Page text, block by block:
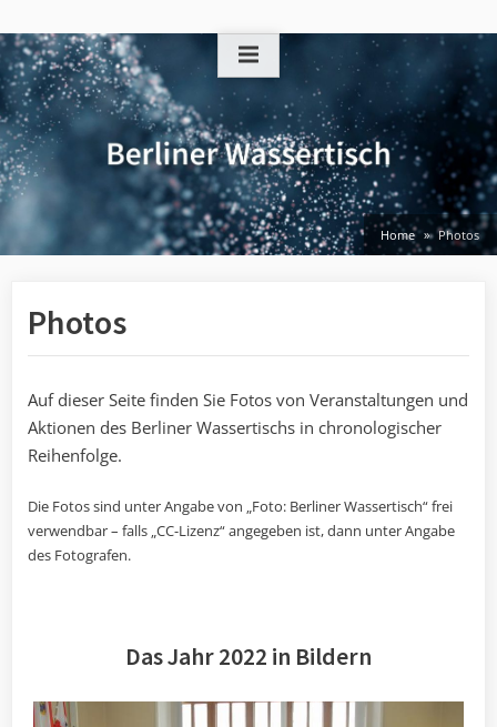
to
content
Home Photos
Photos
Auf dieser Seite finden Sie Fotos von Veranstaltungen und
Aktionen des Berliner Wassertischs in chronologischer
Reihenfolge.
Die Fotos sind unter Angabe von „Foto: Berliner Wassertisch“ frei
verwendbar – falls „CC-Lizenz“ angegeben ist, dann unter Angabe
des Fotografen.
Das Jahr 2022 in Bildern